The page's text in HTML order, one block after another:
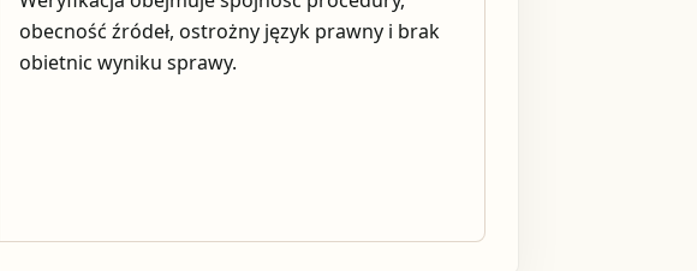
obecność źródeł, ostrożny język prawny i brak
obietnic wyniku sprawy.